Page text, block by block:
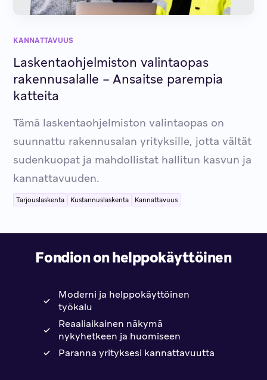
KANNATTAVUUS
Laskentaohjelmiston valintaopas
rakennusalalle – Ansaitse parempia
katteita
Tämä laskentaohjelmiston valintaopas on
suunnattu rakennusalan yrityksille, jotta vältät
sudenkuopat ja mahdollistat hallitun kasvun ja
kannattavuuden.
Tarjouslaskenta Kustannuslaskenta Kannattavuus
Fondion on helppokäyttöinen
Moderni ja helppokäyttöinen
työkalu
Reaaliaikainen näkymä
nykyhetkeen ja huomiseen
Paranna yrityksesi kannattavuutta